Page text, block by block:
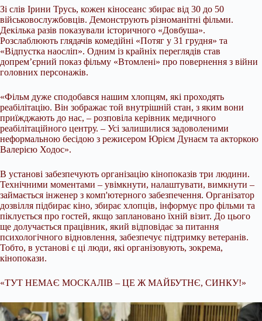
Зі слів Ірини Трусь, кожен кіносеанс збирає від 30 до 50
військовослужбовців. Демонструють різноманітні фільми.
Декілька разів показували історичного «Довбуша».
Розслаблюють глядачів комедійні «Потяг у 31 грудня» та
«Відпустка наосліп». Одним із крайніх переглядів став
допрем’єрний показ фільму «Втомлені» про повернення з війни
головних персонажів.
«Фільм дуже сподобався нашим хлопцям, які проходять
реабілітацію. Він зображає той внутрішній стан, з яким вони
приїжджають до нас, – розповіла керівник медичного
реабілітаційного центру. – Усі залишилися задоволеними
неформальною бесідою з режисером Юрієм Дунаєм та акторкою
Валерією Ходос».
В установі забезпечують організацію кінопоказів три людини.
Технічними моментами – увімкнути, налаштувати, вимкнути –
займається інженер з комп'ютерного забезпечення. Організатор
дозвілля підбирає кіно, збирає хлопців, інформує про фільми та
піклується про гостей, якщо заплановано їхній візит. До цього
ще долучається працівник, який відповідає за питання
психологічного відновлення, забезпечує підтримку ветеранів.
Тобто, в установі є ці люди, які організовують, зокрема,
кінопокази.
«ТУТ НЕМАЄ МОСКАЛІВ – ЦЕ Ж МАЙБУТНЄ, СИНКУ!»